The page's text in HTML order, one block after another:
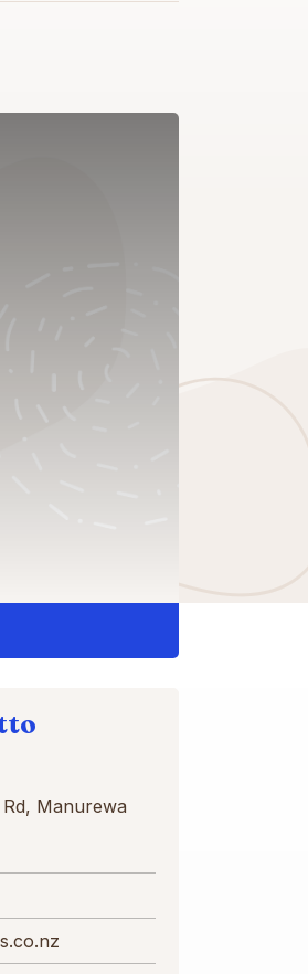
Manurewa